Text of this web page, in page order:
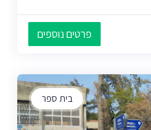
פרטים נוספים
בית ספר